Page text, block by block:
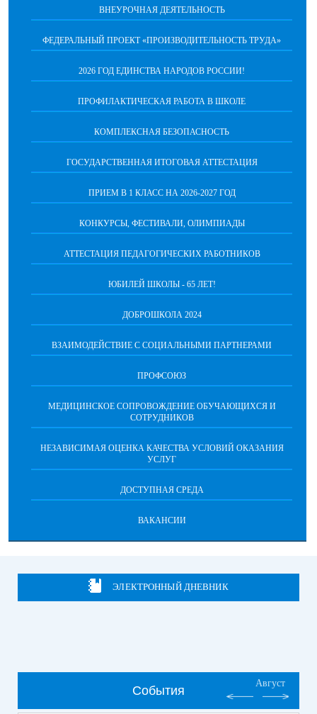
ВНЕУРОЧНАЯ ДЕЯТЕЛЬНОСТЬ
ФЕДЕРАЛЬНЫЙ ПРОЕКТ «ПРОИЗВОДИТЕЛЬНОСТЬ ТРУДА»
2026 ГОД ЕДИНСТВА НАРОДОВ РОССИИ!
ПРОФИЛАКТИЧЕСКАЯ РАБОТА В ШКОЛЕ
КОМПЛЕКСНАЯ БЕЗОПАСНОСТЬ
ГОСУДАРСТВЕННАЯ ИТОГОВАЯ АТТЕСТАЦИЯ
ПРИЕМ В 1 КЛАСС НА 2026-2027 ГОД
КОНКУРСЫ, ФЕСТИВАЛИ, ОЛИМПИАДЫ
АТТЕСТАЦИЯ ПЕДАГОГИЧЕСКИХ РАБОТНИКОВ
ЮБИЛЕЙ ШКОЛЫ - 65 ЛЕТ!
ДОБРОШКОЛА 2024
ВЗАИМОДЕЙСТВИЕ С СОЦИАЛЬНЫМИ ПАРТНЕРАМИ
ПРОФСОЮЗ
МЕДИЦИНСКОЕ СОПРОВОЖДЕНИЕ ОБУЧАЮЩИХСЯ И
СОТРУДНИКОВ
НЕЗАВИСИМАЯ ОЦЕНКА КАЧЕСТВА УСЛОВИЙ ОКАЗАНИЯ
УСЛУГ
ДОСТУПНАЯ СРЕДА
ВАКАНСИИ
ЭЛЕКТРОННЫЙ ДНЕВНИК
События
Август